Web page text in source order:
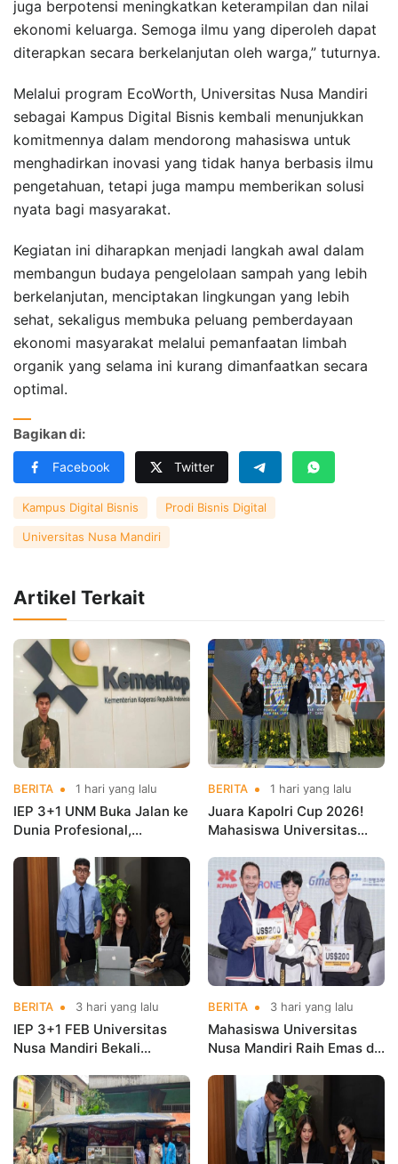
juga berpotensi meningkatkan keterampilan dan nilai
ekonomi keluarga. Semoga ilmu yang diperoleh dapat
diterapkan secara berkelanjutan oleh warga,” tuturnya.
Melalui program EcoWorth, Universitas Nusa Mandiri
sebagai Kampus Digital Bisnis kembali menunjukkan
komitmennya dalam mendorong mahasiswa untuk
menghadirkan inovasi yang tidak hanya berbasis ilmu
pengetahuan, tetapi juga mampu memberikan solusi
nyata bagi masyarakat.
Kegiatan ini diharapkan menjadi langkah awal dalam
membangun budaya pengelolaan sampah yang lebih
berkelanjutan, menciptakan lingkungan yang lebih
sehat, sekaligus membuka peluang pemberdayaan
ekonomi masyarakat melalui pemanfaatan limbah
organik yang selama ini kurang dimanfaatkan secara
optimal.
Bagikan di:
Facebook Twitter
Kampus Digital Bisnis Prodi Bisnis Digital
Universitas Nusa Mandiri
Artikel Terkait
BERITA 1 hari yang lalu
IEP 3+1 UNM Buka Jalan ke
Dunia Profesional,
Kementerian Koperasi
BERITA 1 hari yang lalu
Juara Kapolri Cup 2026!
Mahasiswa Universitas
Nama Kampus di Kejurnas
Taekwondo
BERITA 3 hari yang lalu
IEP 3+1 FEB Universitas
Nusa Mandiri Bekali
Kerja Sebelum Lulus
BERITA 3 hari yang lalu
Mahasiswa Universitas
Nusa Mandiri Raih Emas di
Indonesia Open
Championships 2026